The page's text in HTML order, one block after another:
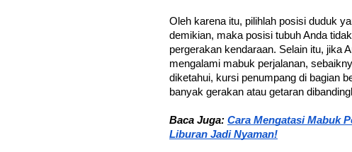
Oleh karena itu, pilihlah posisi duduk
demikian, maka posisi tubuh Anda
pergerakan kendaraan. Selain itu, jika
mengalami mabuk perjalanan,
diketahui, kursi penumpang di bagian
banyak gerakan atau getaran
Baca Juga: Cara Mengatasi Mabuk
Liburan Jadi Nyaman!